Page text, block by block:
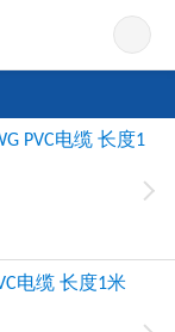
PVC电缆 长度1
电缆 长度1米